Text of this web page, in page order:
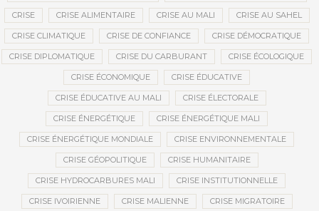
CRISE CRISE ALIMENTAIRE CRISE AU MALI CRISE AU SAHEL
CRISE CLIMATIQUE CRISE DE CONFIANCE CRISE DÉMOCRATIQUE
CRISE DIPLOMATIQUE CRISE DU CARBURANT CRISE ÉCOLOGIQUE
CRISE ÉCONOMIQUE CRISE ÉDUCATIVE
CRISE ÉDUCATIVE AU MALI CRISE ÉLECTORALE
CRISE ÉNERGÉTIQUE CRISE ÉNERGÉTIQUE MALI
CRISE ÉNERGÉTIQUE MONDIALE CRISE ENVIRONNEMENTALE
CRISE GÉOPOLITIQUE CRISE HUMANITAIRE
CRISE HYDROCARBURES MALI CRISE INSTITUTIONNELLE
CRISE IVOIRIENNE CRISE MALIENNE CRISE MIGRATOIRE